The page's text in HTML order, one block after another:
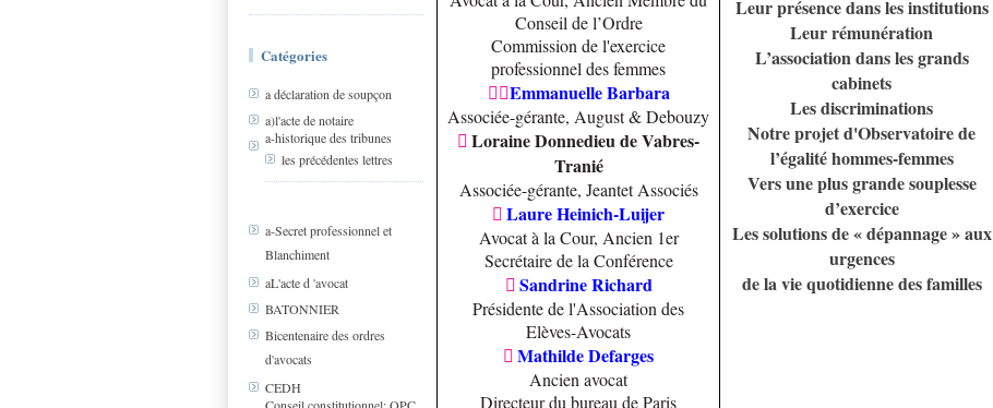
Catégories
a déclaration de soupçon
a)l'acte de notaire
a-historique des tribunes
les précédentes lettres
a-Secret professionnel et
Blanchiment
aL'acte d 'avocat
BATONNIER
Bicentenaire des ordres
d'avocats
CEDH
Conseil de l’Ordre
Commission de l'exercice
professionnel des femmes
Emmanuelle Barbara
Associée-gérante, August & Debouzy
 Loraine Donnedieu de Vabres-
Tranié
Associée-gérante, Jeantet Associés
 Laure Heinich-Luijer
Avocat à la Cour, Ancien 1er
Secrétaire de la Conférence
 Sandrine Richard
Présidente de l'Association des
Elèves-Avocats
 Mathilde Defarges
Ancien avocat
Directeur du bureau de Paris
Leur présence dans les institutions
Leur rémunération
L’association dans les grands
cabinets
Les discriminations
Notre projet d'Observatoire de
l’égalité hommes-femmes
Vers une plus grande souplesse
d’exercice
Les solutions de « dépannage » aux
urgences
de la vie quotidienne des familles